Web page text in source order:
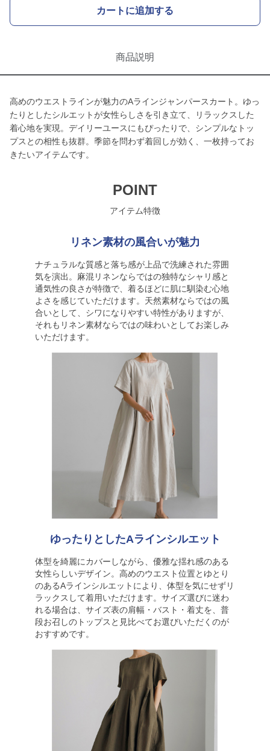
カートに追加する
商品説明
高めのウエストラインが魅力のAラインジャンパースカート。ゆっ
たりとしたシルエットが女性らしさを引き立て、リラックスした
着心地を実現。デイリーユースにもぴったりで、シンプルなトッ
プスとの相性も抜群。季節を問わず着回しが効く、一枚持ってお
きたいアイテムです。
POINT
アイテム特徴
リネン素材の風合いが魅力
ナチュラルな質感と落ち感が上品で洗練された雰囲
気を演出。麻混リネンならではの独特なシャリ感と
通気性の良さが特徴で、着るほどに肌に馴染む心地
よさを感じていただけます。天然素材ならではの風
合いとして、シワになりやすい特性がありますが、
それもリネン素材ならではの味わいとしてお楽しみ
いただけます。
ゆったりとしたAラインシルエット
体型を綺麗にカバーしながら、優雅な揺れ感のある
女性らしいデザイン。高めのウエスト位置とゆとり
のあるAラインシルエットにより、体型を気にせずリ
ラックスして着用いただけます。サイズ選びに迷わ
れる場合は、サイズ表の肩幅・バスト・着丈を、普
段お召しのトップスと見比べてお選びいただくのが
おすすめです。